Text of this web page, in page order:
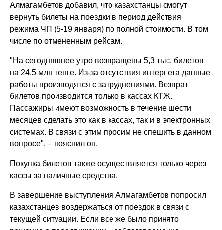
Алмагамбетов добавил, что казахстанцы смогут
вернуть билеты на поездки в период действия
режима ЧП (5-19 января) по полной стоимости. В том
числе по отмененным рейсам.
"На сегодняшнее утро возвращены 5,3 тыс. билетов
на 24,5 млн тенге. Из-за отсутствия интернета данные
работы производятся с затруднениями. Возврат
билетов производится только в кассах КТЖ.
Пассажиры имеют возможность в течение шести
месяцев сделать это как в кассах, так и в электронных
системах. В связи с этим просим не спешить в данном
вопросе", – пояснил он.
Покупка билетов также осуществляется только через
кассы за наличные средства.
В завершение выступления Алмагамбетов попросил
казахстанцев воздержаться от поездок в связи с
текущей ситуации. Если все же было принято